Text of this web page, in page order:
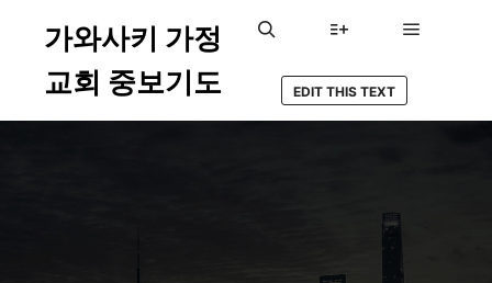
가와사키 가정
교회 중보기도
EDIT THIS TEXT